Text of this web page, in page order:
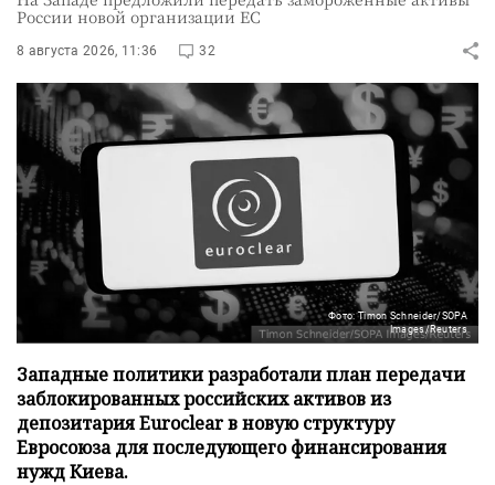
России новой организации ЕС
8 августа 2026, 11:36 32
Фото: Timon Schneider/SOPA
Images/Reuters
Западные политики разработали план передачи
заблокированных российских активов из
депозитария Euroclear в новую структуру
Евросоюза для последующего финансирования
нужд Киева.